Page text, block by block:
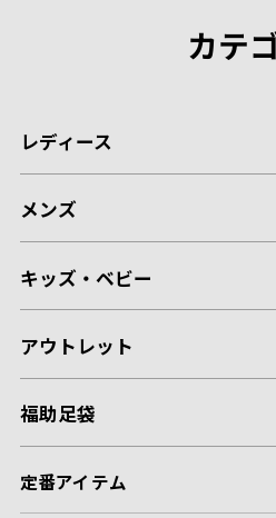
カテ
レディース
メンズ
キッズ・ベビー
アウトレット
福助足袋
定番アイテム